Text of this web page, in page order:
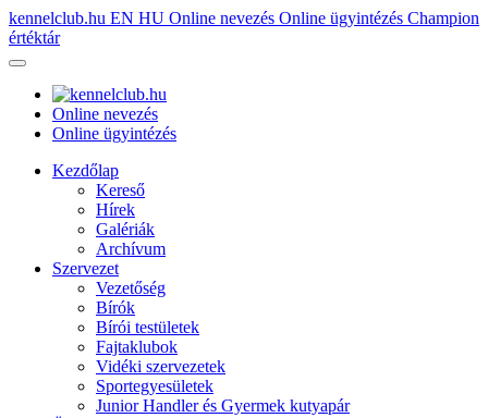
kennelclub.hu EN HU Online nevezés Online ügyintézés Champion
értéktár
Online nevezés
Online ügyintézés
Kezdőlap
Kereső
Hírek
Galériák
Archívum
Szervezet
Vezetőség
Bírók
Bírói testületek
Fajtaklubok
Vidéki szervezetek
Sportegyesületek
Junior Handler és Gyermek kutyapár